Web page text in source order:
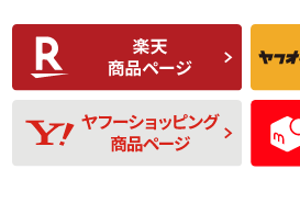
C
比較的きれいな中古
品
C
D
使用感や目立つ傷が
あり、一般的な中古
品
D